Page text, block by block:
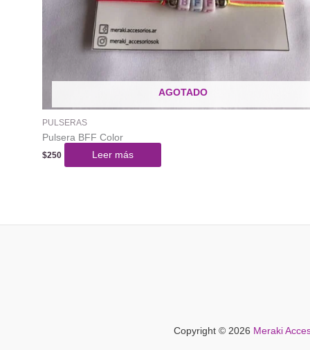
producto
AGOTADO
PULSERAS
Pulsera BFF Color
$250 Leer más
Copyright © 2026 Meraki